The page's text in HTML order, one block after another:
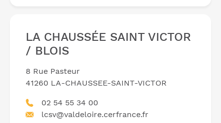
LA CHAUSSÉE SAINT VICTOR
/ BLOIS
8 Rue Pasteur
41260 LA-CHAUSSEE-SAINT-VICTOR
02 54 55 34 00
lcsv@valdeloire.cerfrance.fr